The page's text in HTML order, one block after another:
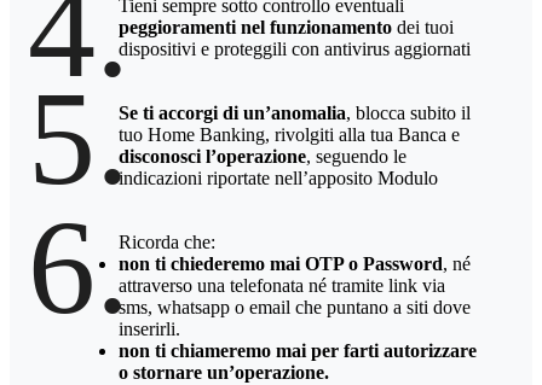
4.Tieni sempre sotto controllo eventuali
peggioramenti nel funzionamento dei tuoi
dispositivi e proteggili con antivirus aggiornati
5.Se ti accorgi di un’anomalia, blocca subito il
tuo Home Banking, rivolgiti alla tua Banca e
disconosci l’operazione, seguendo le
indicazioni riportate nell’apposito Modulo
6.Ricorda che:
non ti chiederemo mai OTP o Password, né
attraverso una telefonata né tramite link via
sms, whatsapp o email che puntano a siti dove
inserirli.
non ti chiameremo mai per farti autorizzare
o stornare un’operazione.